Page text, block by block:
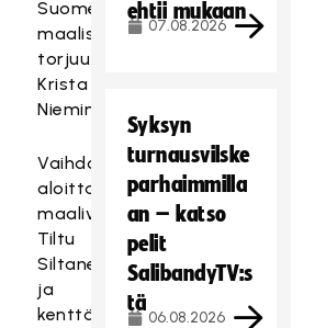
Suomen
maalissa
torjuu
Krista
Nieminen.
Vaihdossa
aloittavat
maalivahti
Tiltu
Siltanen
ja
kenttäpelaajista
ehtii mukaan
07.08.2026
Syksyn
turnausvilske
parhaimmilla
an – katso
pelit
SalibandyTV:s
tä
06.08.2026